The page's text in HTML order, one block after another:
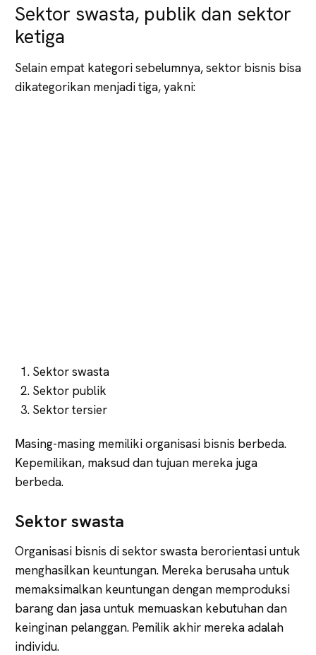
Sektor swasta, publik dan sektor
ketiga
Selain empat kategori sebelumnya, sektor bisnis bisa
dikategorikan menjadi tiga, yakni:
Sektor swasta
Sektor publik
Sektor tersier
Masing-masing memiliki organisasi bisnis berbeda.
Kepemilikan, maksud dan tujuan mereka juga
berbeda.
Sektor swasta
Organisasi bisnis di sektor swasta berorientasi untuk
menghasilkan keuntungan. Mereka berusaha untuk
memaksimalkan keuntungan dengan memproduksi
barang dan jasa untuk memuaskan kebutuhan dan
keinginan pelanggan. Pemilik akhir mereka adalah
individu.